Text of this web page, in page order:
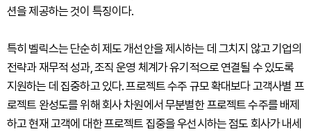
션을 제공하는 것이 특징이다.
특히 벨릭스는 단순히 제도 개선안을 제시하는 데 그치지 않고 기업의
전략과 재무적 성과, 조직 운영 체계가 유기적으로 연결될 수 있도록
지원하는 데 집중하고 있다. 프로젝트 수주 규모 확대보다 고객사별 프
로젝트 완성도를 위해 회사 차원에서 무분별한 프로젝트 수주를 배제
하고 현재 고객에 대한 프로젝트 집중을 우선시하는 점도 회사가 내세